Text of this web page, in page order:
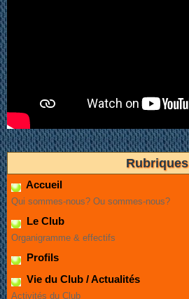
Rubriques
Accueil
Qui sommes-nous? Ou sommes-nous?
Le Club
Organigramme & effectifs
Profils
Vie du Club / Actualités
Activités du Club